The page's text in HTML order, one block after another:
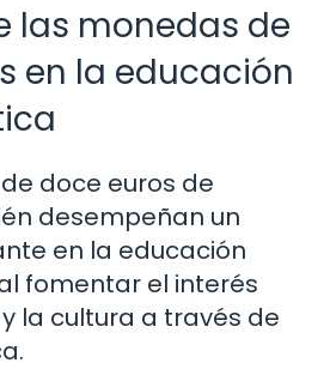
las monedas de
en la educación
doce euros de
desempeñan un
en la educación
fomentar el interés
la cultura a través de